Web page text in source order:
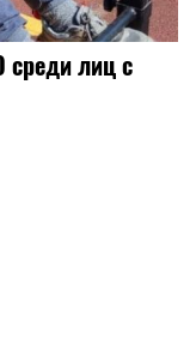
среди лиц с